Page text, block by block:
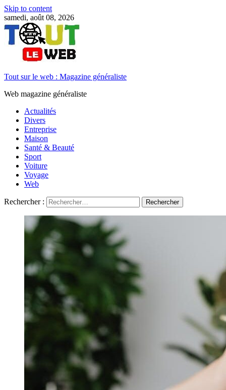
Skip to content
samedi, août 08, 2026
Tout sur le web : Magazine généraliste
Web magazine généraliste
Actualités
Divers
Entreprise
Maison
Santé & Beauté
Sport
Voiture
Voyage
Web
Rechercher :